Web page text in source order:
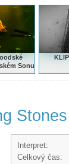
Sonu
Stones
Interpret:
Celkový čas: